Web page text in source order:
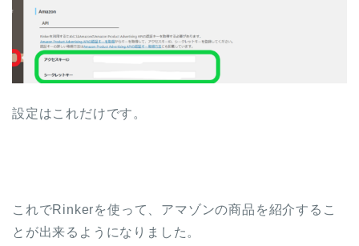
設定はこれだけです。
これでRinkerを使って、アマゾンの商品を紹介するこ
とが出来るようになりました。